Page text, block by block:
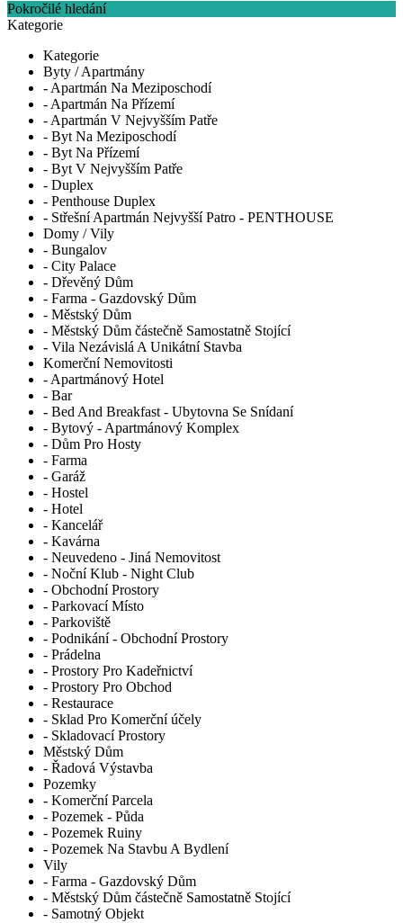
Pokročilé hledání
Kategorie
Kategorie
Byty / Apartmány
- Apartmán Na Meziposchodí
- Apartmán Na Přízemí
- Apartmán V Nejvyšším Patře
- Byt Na Meziposchodí
- Byt Na Přízemí
- Byt V Nejvyšším Patře
- Duplex
- Penthouse Duplex
- Střešní Apartmán Nejvyšší Patro - PENTHOUSE
Domy / Vily
- Bungalov
- City Palace
- Dřevěný Dům
- Farma - Gazdovský Dům
- Městský Dům
- Městský Dům částečně Samostatně Stojící
- Vila Nezávislá A Unikátní Stavba
Komerční Nemovitosti
- Apartmánový Hotel
- Bar
- Bed And Breakfast - Ubytovna Se Snídaní
- Bytový - Apartmánový Komplex
- Dům Pro Hosty
- Farma
- Garáž
- Hostel
- Hotel
- Kancelář
- Kavárna
- Neuvedeno - Jiná Nemovitost
- Noční Klub - Night Club
- Obchodní Prostory
- Parkovací Místo
- Parkoviště
- Podnikání - Obchodní Prostory
- Prádelna
- Prostory Pro Kadeřnictví
- Prostory Pro Obchod
- Restaurace
- Sklad Pro Komerční účely
- Skladovací Prostory
Městský Dům
- Řadová Výstavba
Pozemky
- Komerční Parcela
- Pozemek - Půda
- Pozemek Ruiny
- Pozemek Na Stavbu A Bydlení
Vily
- Farma - Gazdovský Dům
- Městský Dům částečně Samostatně Stojící
- Samotný Objekt